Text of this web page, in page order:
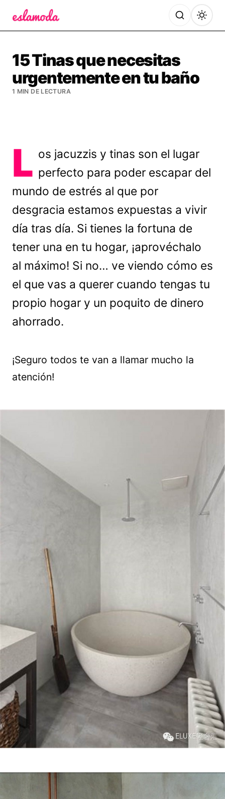
15 Tinas que necesitas
urgentemente en tu baño
1 MIN DE LECTURA
L os jacuzzis y tinas son el lugar
perfecto para poder escapar del
mundo de estrés al que por
desgracia estamos expuestas a vivir
día tras día. Si tienes la fortuna de
tener una en tu hogar, ¡aprovéchalo
al máximo! Si no… ve viendo cómo es
el que vas a querer cuando tengas tu
propio hogar y un poquito de dinero
ahorrado.
¡Seguro todos te van a llamar mucho la
atención!